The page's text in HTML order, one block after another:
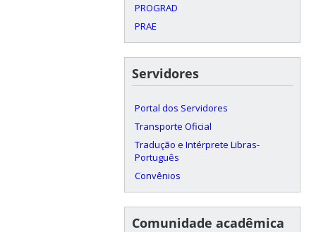
PROGRAD
PRAE
Servidores
Portal dos Servidores
Transporte Oficial
Tradução e Intérprete Libras-
Português
Convênios
Comunidade acadêmica